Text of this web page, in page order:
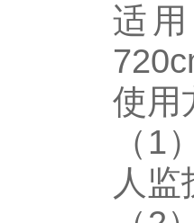
适
使用
（
人监